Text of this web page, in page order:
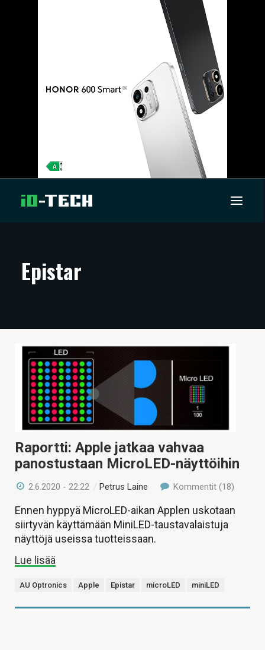
ARTIKKELIT
TECHBBS
TIETOA
HINTA.FI
KAUPPA
VAIHDA TEEMA
HAKU
Epistar
Raportti: Apple jatkaa vahvaa
panostustaan MicroLED-näyttöihin
2.6.2020 - 22:22 / Petrus Laine Kommentit (18)
Ennen hyppyä MicroLED-aikan Applen uskotaan
siirtyvän käyttämään MiniLED-taustavalaistuja
näyttöjä useissa tuotteissaan.
Lue lisää
AU Optronics Apple Epistar microLED miniLED